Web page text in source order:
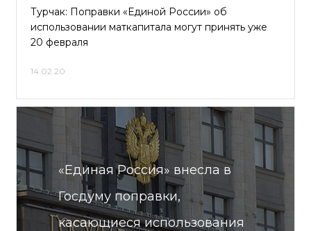
Турчак: Поправки «Единой России» об
использовании маткапитала могут принять уже
20 февраля
14.02.20
«Единая Россия» внесла в
Госдуму поправки,
касающиеся использования